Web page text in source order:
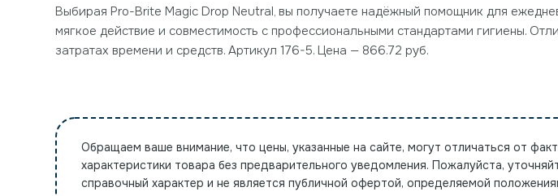
Выбирая Pro-Brite Magic Drop Neutral, вы получаете надёжный помощник для
мягкое действие и совместимость с профессиональными стандартами гигиены.
затратах времени и средств. Артикул 176-5. Цена — 866.72 руб.
Обращаем ваше внимание, что цены, указанные на сайте, могут отличаться от
характеристики товара без предварительного уведомления. Пожалуйста,
справочный характер и не является публичной офертой, определяемой